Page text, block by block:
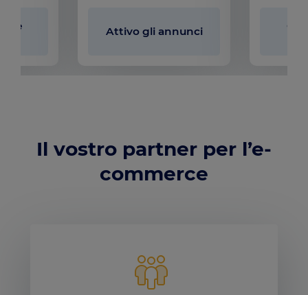
Attivo gli annunci
Il vostro partner per l’e-
commerce